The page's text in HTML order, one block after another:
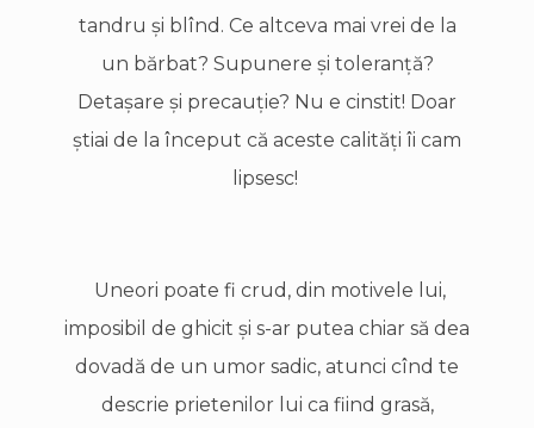
tandru şi blînd. Ce altceva mai vrei de la
un bărbat? Supunere şi toleranţă?
Detaşare şi precauţie? Nu e cinstit! Doar
ştiai de la început că aceste calităţi îi cam
lipsesc!
Uneori poate fi crud, din motivele lui,
imposibil de ghicit şi s-ar putea chiar să dea
dovadă de un umor sadic, atunci cînd te
descrie prietenilor lui ca fiind grasă,